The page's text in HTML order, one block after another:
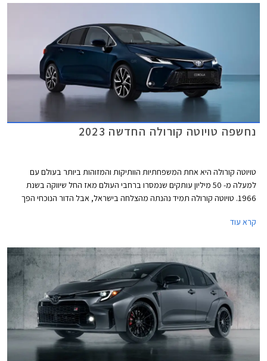
עם יחידת הנעה היברידית נטענת ולכן בחרנו בגרסה זו. אחרונה חביבה רנו מגאן
נחשפה טויוטה קורולה החדשה 2023
טויוטה קורולה היא אחת המשפחתיות הוותיקות והמזוהות ביותר בעולם עם
למעלה מ- 50 מיליון עותקים שנמסרו ברחבי העולם מאז החל שיווקה בשנת
1966. טויוטה קורולה תמיד נהנתה מהצלחה בישראל, אבל הדור הנוכחי הפך
דגמי טויוטה קורולה בישראל, ובעיקר בשל יחידת הנעה היברידית שהוצעה
השימוש למקבלי רכב צמוד ממקום העבודה. בשלהי השנה שעברה עברה
קורולה עדכון קל שהעניק לה מערכת מולטימדיה חדשה, אך הפעם מדובר
בעדכון מקיף ומשמעותי יותר.
קרא עוד